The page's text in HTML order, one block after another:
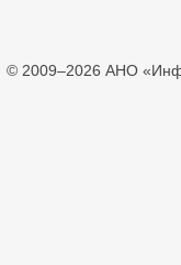
© 2009–2026 АНО